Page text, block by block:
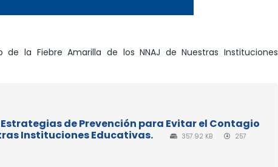
la Fiebre Amarilla de los NNAJ de Nuestras Instituciones
de Prevención para Evitar el Contagio
Instituciones Educativas.
357.92 KB
257